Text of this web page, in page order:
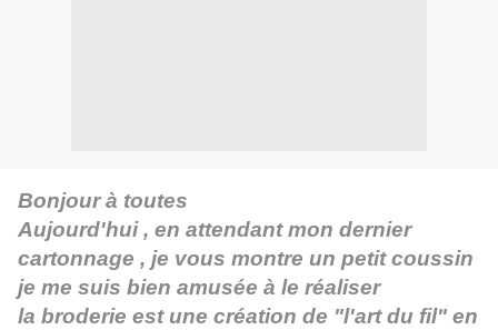
Bonjour à toutes
Aujourd'hui , en attendant mon dernier
cartonnage , je vous montre un petit coussin
je me suis bien amusée à le réaliser
la broderie est une création de "l'art du fil" en